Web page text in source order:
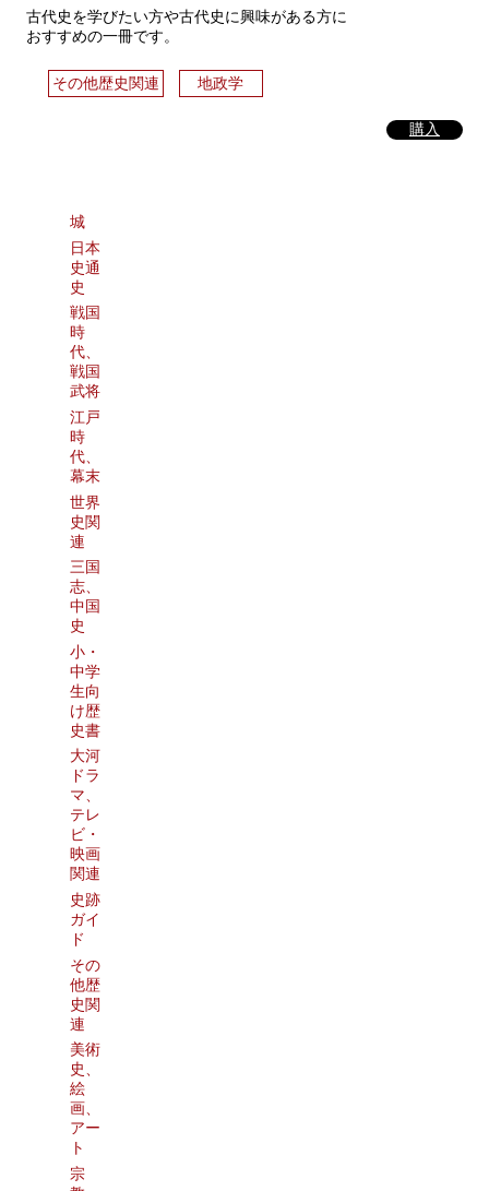
古代史を学びたい方や古代史に興味がある方に
おすすめの一冊です。
その他歴史関連 地政学
購入
城
日本
史通
史
戦国
時
代、
戦国
武将
江戸
時
代、
幕末
世界
史関
連
三国
志、
中国
史
小・
中学
生向
け歴
史書
大河
ドラ
マ、
テレ
ビ・
映画
関連
史跡
ガイ
ド
その
他歴
史関
連
美術
史、
絵
画、
アー
ト
宗